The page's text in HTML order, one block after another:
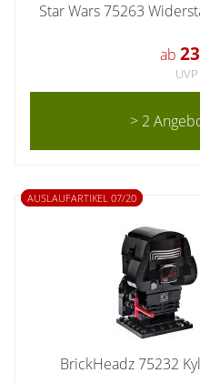
Star Wars 75263
ab
> 2
AUSLAUFARTIKEL 07/20
BrickHeadz 75232